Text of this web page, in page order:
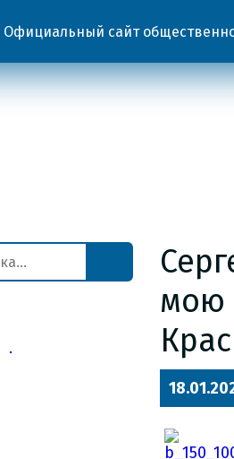
Официальный сайт
мою